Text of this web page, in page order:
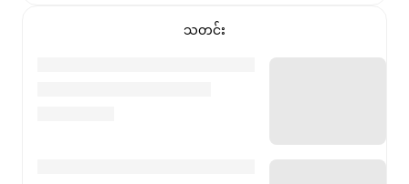
သတင်း